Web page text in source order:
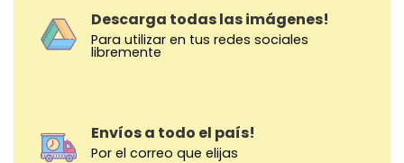
Descarga todas las imágenes!
Para utilizar en tus redes sociales
libremente
Envíos a todo el país!
Por el correo que elijas